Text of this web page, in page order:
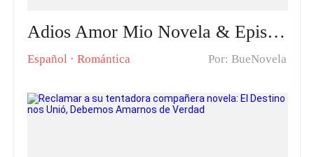
Adios Amor Mio Novela & Episodios calientes: El Amor Muchas Veces Castiga y no es Correspondido
Español ·Romántica Por: BueNovela